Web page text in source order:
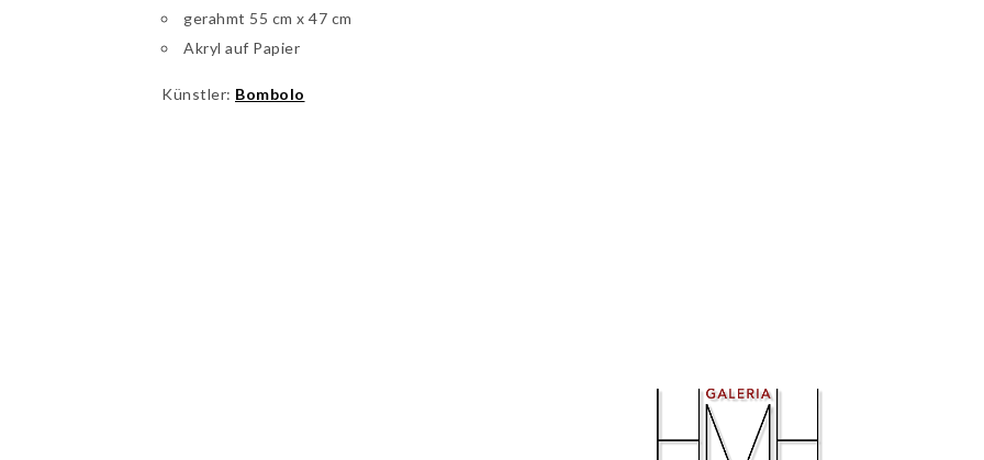
gerahmt 55 cm x 47 cm
Akryl auf Papier
Künstler: Bombolo